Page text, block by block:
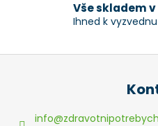
Vše skladem
Ihned k
Z
info@